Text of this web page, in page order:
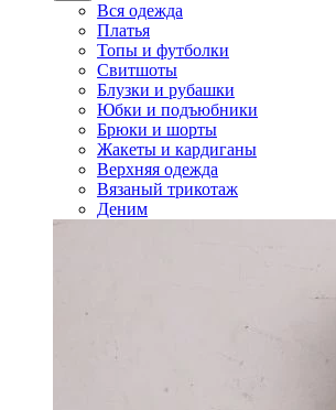
Вся одежда
Платья
Топы и футболки
Свитшоты
Блузки и рубашки
Юбки и подъюбники
Брюки и шорты
Жакеты и кардиганы
Верхняя одежда
Вязаный трикотаж
Деним